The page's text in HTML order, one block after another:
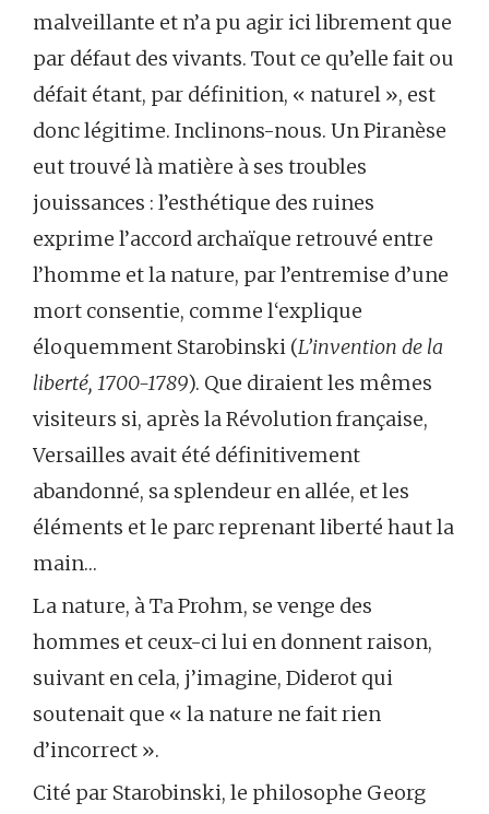
malveillante et n’a pu agir ici librement que
par défaut des vivants. Tout ce qu’elle fait ou
défait étant, par définition, « naturel », est
donc légitime. Inclinons-nous. Un Piranèse
eut trouvé là matière à ses troubles
jouissances : l’esthétique des ruines
exprime l’accord archaïque retrouvé entre
l’homme et la nature, par l’entremise d’une
mort consentie, comme l‘explique
éloquemment Starobinski (L’invention de la
liberté, 1700-1789). Que diraient les mêmes
visiteurs si, après la Révolution française,
Versailles avait été définitivement
abandonné, sa splendeur en allée, et les
éléments et le parc reprenant liberté haut la
main…
La nature, à Ta Prohm, se venge des
hommes et ceux-ci lui en donnent raison,
suivant en cela, j’imagine, Diderot qui
soutenait que « la nature ne fait rien
d’incorrect ».
Cité par Starobinski, le philosophe Georg